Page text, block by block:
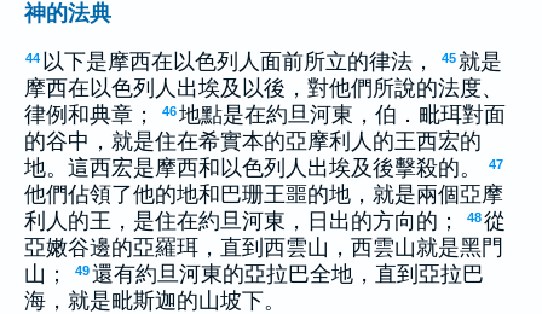
神的法典
44 以下是摩西在以色列人面前所立的律法， 45 就是
摩西在以色列人出埃及以後，對他們所說的法度、
律例和典章；
46地點是在約旦河東，伯．毗珥對面
的谷中，就是住在希實本的亞摩利人的王西宏的
地。這西宏是摩西和以色列人出埃及後擊殺的。
47
他們佔領了他的地和巴珊王噩的地，就是兩個亞摩
利人的王，是住在約旦河東，日出的方向的；
48從
亞嫩谷邊的亞羅珥，直到西雲山，西雲山就是黑門
山；
49還有約旦河東的亞拉巴全地，直到亞拉巴
海，就是毗斯迦的山坡下。